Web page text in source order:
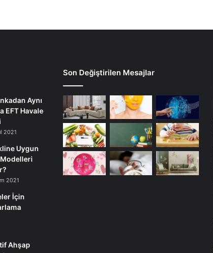
Aynı
EFT Havale
2021
Uygun
2021
İçin
Ahşap
Son Değiştirilen Mesajlar